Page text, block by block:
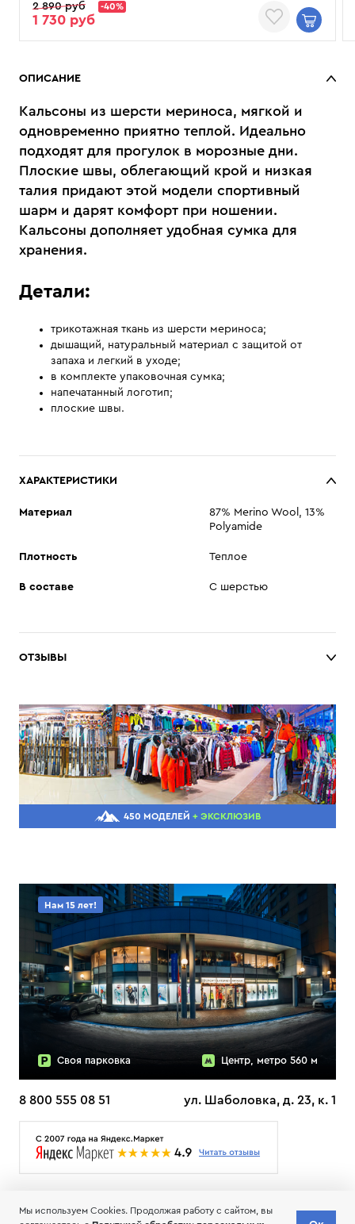
2 890 руб -40%
1 730 руб
ОПИСАНИЕ
Кальсоны из шерсти мериноса, мягкой и
одновременно приятно теплой. Идеально
подходят для прогулок в морозные дни.
Плоские швы, облегающий крой и низкая
талия придают этой модели спортивный
шарм и дарят комфорт при ношении.
Кальсоны дополняет удобная сумка для
хранения.
Детали:
трикотажная ткань из шерсти мериноса;
дышащий, натуральный материал с защитой от
запаха и легкий в уходе;
в комплекте упаковочная сумка;
напечатанный логотип;
плоские швы.
ХАРАКТЕРИСТИКИ
Материал
87% Merino Wool, 13%
Polyamide
Плотность Теплое
В составе С шерстью
ОТЗЫВЫ
450 МОДЕЛЕЙ + ЭКСКЛЮЗИВ
Нам 15 лет!
Своя парковка Центр, метро 560 м
8 800 555 08 51 ул. Шаболовка, д. 23, к. 1
© 2006-2026 Пределанет
Мы используем Cookies. Продолжая работу с сайтом, вы